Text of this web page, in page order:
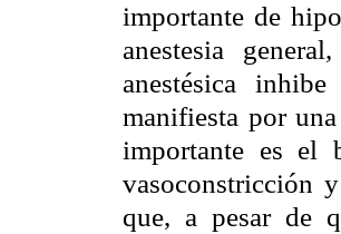
importante de
anestesia
anestésica
manifiesta por
importante es el
vasoconstricción
que, a pesar de